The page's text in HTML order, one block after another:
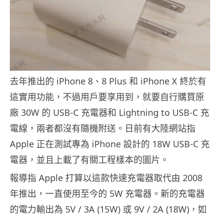
去年推出的 iPhone 8、8 Plus 和 iPhone X 終於有
這實用功能，不過用戶要享用到，就要自行購買原
廠 30W 的 USB-C 充電器和 Lightning to USB-C 充
電線，兩者都沒有隨機附送。日前有大陸網站指
Apple 正在測試專為 iPhone 設計的 18W USB-C 充
電器，並且上載了有關工程樣本的圖片。
報導指 Apple 打算以這款快速充電器取代由 2008
年推出，一直使用至今的 5W 充電器。新的充電器
的電力輸出為 5V / 3A (15W) 或 9V / 2A (18W)，如